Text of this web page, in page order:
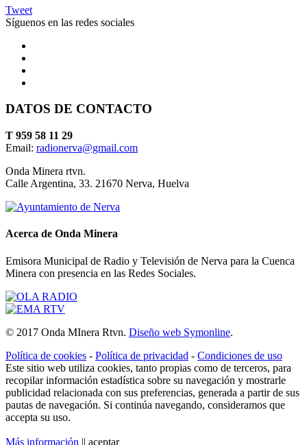
Concierto de Perianes
Ensayo solidario
Tweet
Síguenos en las redes sociales
DATOS DE CONTACTO
T 959 58 11 29
Email: radionerva@gmail.com
Onda Minera rtvn.
Calle Argentina, 33. 21670 Nerva, Huelva
Acerca de Onda Minera
Emisora Municipal de Radio y Televisión de Nerva para la Cuenca
Minera con presencia en las Redes Sociales.
© 2017 Onda MInera Rtvn. Diseño web Symonline.
Política de cookies - Política de privacidad - Condiciones de uso
Este sitio web utiliza cookies, tanto propias como de terceros, para
recopilar información estadística sobre su navegación y mostrarle
publicidad relacionada con sus preferencias, generada a partir de sus
pautas de navegación. Si continúa navegando, consideramos que
accepta su uso.
Más información || aceptar